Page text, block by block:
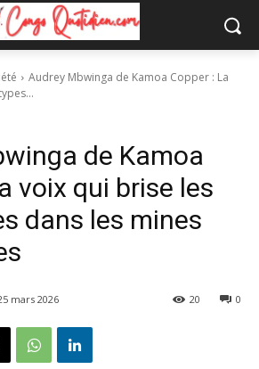
Audrey Mbwinga de Kamoa Copper : La
de Kamoa
voix qui brise les
dans les mines
mars 2026 0
20